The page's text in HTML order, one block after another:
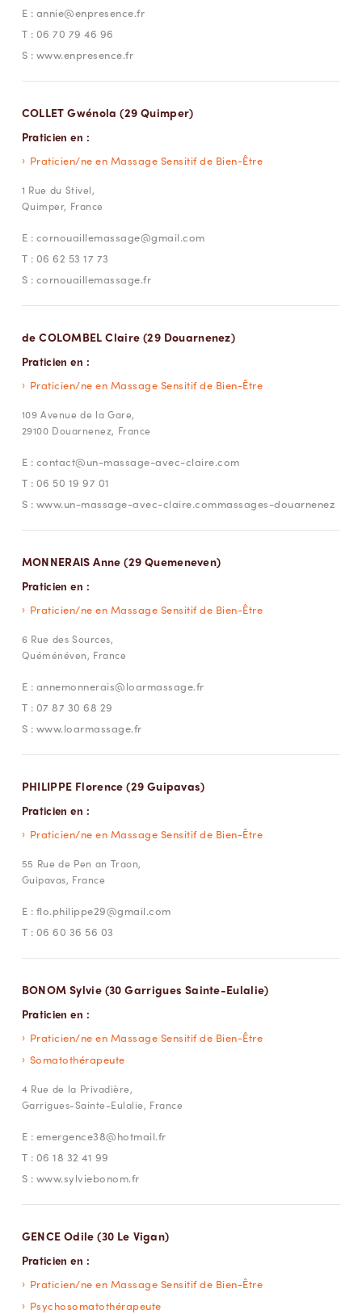
E : annie@enpresence.fr
T : 06 70 79 46 96
S : www.enpresence.fr
COLLET Gwénola (29 Quimper)
Praticien en :
Praticien/ne en Massage Sensitif de Bien-Être
1 Rue du Stivel,
Quimper, France
E : cornouaillemassage@gmail.com
T : 06 62 53 17 73
S : cornouaillemassage.fr
de COLOMBEL Claire (29 Douarnenez)
Praticien en :
Praticien/ne en Massage Sensitif de Bien-Être
109 Avenue de la Gare,
29100 Douarnenez, France
E : contact@un-massage-avec-claire.com
T : 06 50 19 97 01
S : www.un-massage-avec-claire.commassages-douarnenez
MONNERAIS Anne (29 Quemeneven)
Praticien en :
Praticien/ne en Massage Sensitif de Bien-Être
6 Rue des Sources,
Quéménéven, France
E : annemonnerais@loarmassage.fr
T : 07 87 30 68 29
S : www.loarmassage.fr
PHILIPPE Florence (29 Guipavas)
Praticien en :
Praticien/ne en Massage Sensitif de Bien-Être
55 Rue de Pen an Traon,
Guipavas, France
E : flo.philippe29@gmail.com
T : 06 60 36 56 03
BONOM Sylvie (30 Garrigues Sainte-Eulalie)
Praticien en :
Praticien/ne en Massage Sensitif de Bien-Être
Somatothérapeute
4 Rue de la Privadière,
Garrigues-Sainte-Eulalie, France
E : emergence38@hotmail.fr
T : 06 18 32 41 99
S : www.sylviebonom.fr
GENCE Odile (30 Le Vigan)
Praticien en :
Praticien/ne en Massage Sensitif de Bien-Être
Psychosomatothérapeute